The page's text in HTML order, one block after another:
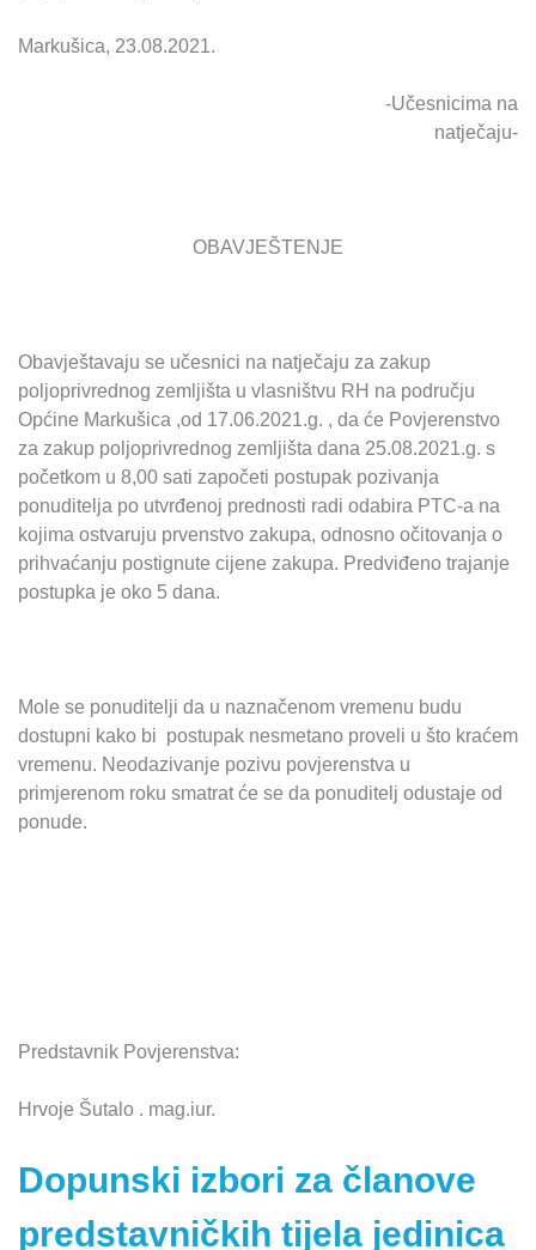
Markušica, 23.08.2021.
-Učesnicima na
natječaju-
OBAVJEŠTENJE
Obavještavaju se učesnici na natječaju za zakup
poljoprivrednog zemljišta u vlasništvu RH na području
Općine Markušica ,od 17.06.2021.g. , da će Povjerenstvo
za zakup poljoprivrednog zemljišta dana 25.08.2021.g. s
početkom u 8,00 sati započeti postupak pozivanja
ponuditelja po utvrđenoj prednosti radi odabira PTC-a na
kojima ostvaruju prvenstvo zakupa, odnosno očitovanja o
prihvaćanju postignute cijene zakupa. Predviđeno trajanje
postupka je oko 5 dana.
Mole se ponuditelji da u naznačenom vremenu budu
dostupni kako bi postupak nesmetano proveli u što kraćem
vremenu. Neodazivanje pozivu povjerenstva u
primjerenom roku smatrat će se da ponuditelj odustaje od
ponude.
Predstavnik Povjerenstva:
Hrvoje Šutalo . mag.iur.
Dopunski izbori za članove
predstavničkih tijela jedinica